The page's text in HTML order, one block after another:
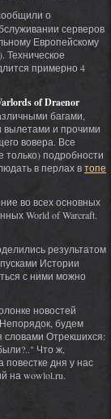
о
серверов
Европейскому
Техническое
примерно 4
of Draenor
багами,
вылетами и прочими
вовера. Все
только) подробности
в перлах втопе
во всех основных
World of Warcraft.
результатом
Истории
с ними можно
новостей
будем
словами Отрекшихся:
Что ж,
повестке дня у нас
на wowlol.ru.